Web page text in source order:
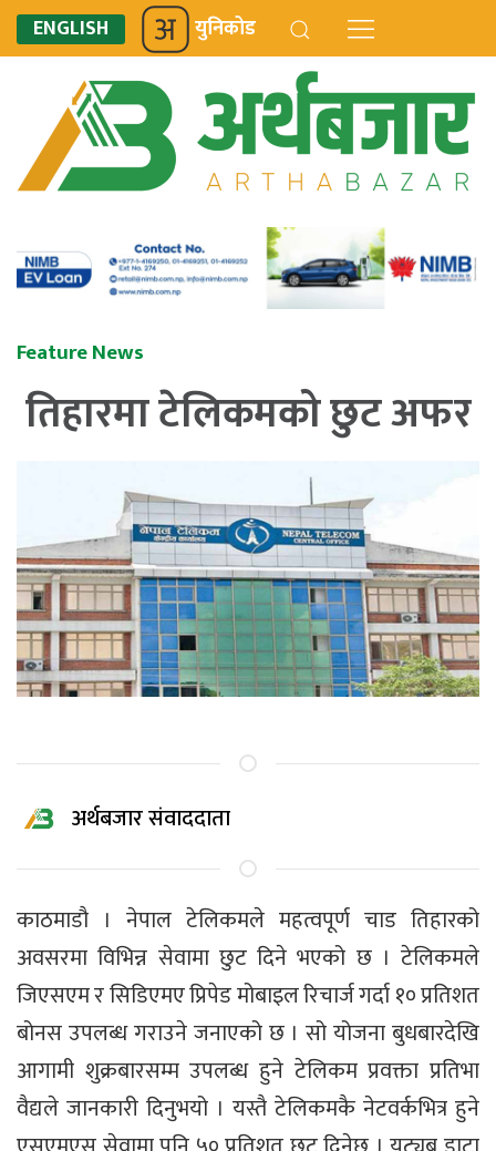
ENGLISH युनिकोड
Feature News
तिहारमा टेलिकमको छुट अफर
अर्थबजार संवाददाता
काठमाडौ । नेपाल टेलिकमले महत्वपूर्ण चाड तिहारको
अवसरमा विभिन्न सेवामा छुट दिने भएको छ । टेलिकमले
जिएसएम र सिडिएमए प्रिपेड मोबाइल रिचार्ज गर्दा १० प्रतिशत
बोनस उपलब्ध गराउने जनाएको छ । सो योजना बुधबारदेखि
आगामी शुक्रबारसम्म उपलब्ध हुने टेलिकम प्रवक्ता प्रतिभा
वैद्यले जानकारी दिनुभयो । यस्तै टेलिकमकै नेटवर्कभित्र हुने